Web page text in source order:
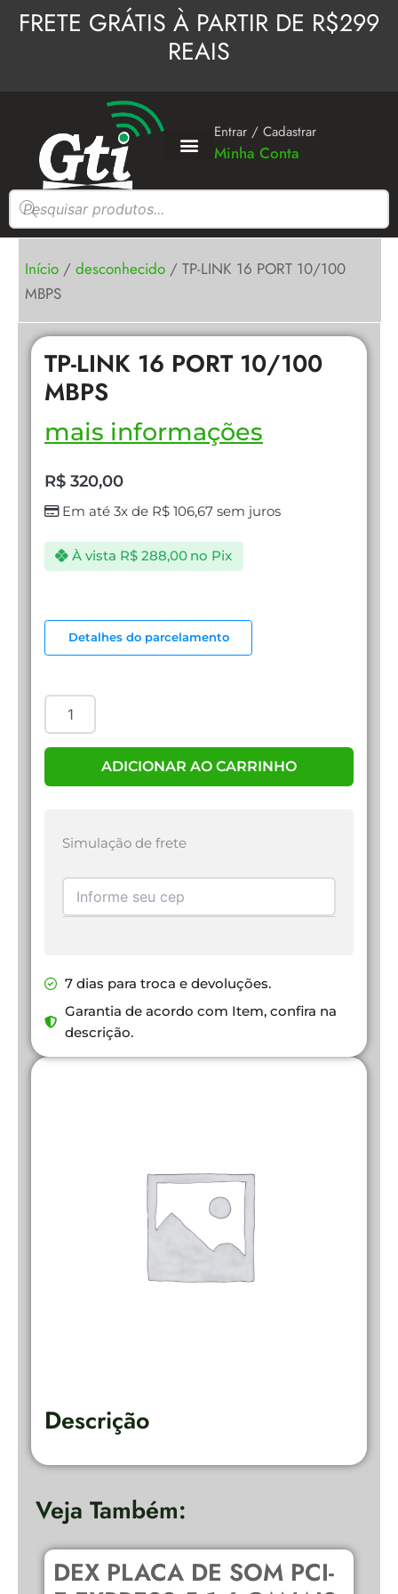
paraFRETE GRÁTIS À PARTIR DE R$299
REAIS
Entrar / Cadastrar
Minha Conta
Pesquisar
produtos
Início / desconhecido / TP-LINK 16 PORT 10/100
MBPS
Descrição
TP-LINK 16 PORT 10/100
MBPS
mais informações
R$ 320,00
Em até 3x de R$106,67 sem juros
À vista R$288,00 no Pix
Detalhes do parcelamento
LINK
16
quantidade
ADICIONAR AO CARRINHO
Simulação de frete
7 dias para troca e devoluções.
Garantia de acordo com Item, confira na
descrição.
Veja Também:
DEX PLACA DE SOM PCI-